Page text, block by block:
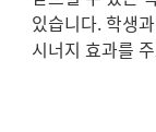
있습니다. 학생
시너지 효과를